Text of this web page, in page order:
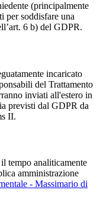
(principalmente
per soddisfare una
6 b) del GDPR.
incaricato
del Trattamento
inviati all'estero in
previsti dal GDPR da
II.
tempo analiticamente
amministrazione
- Massimario di